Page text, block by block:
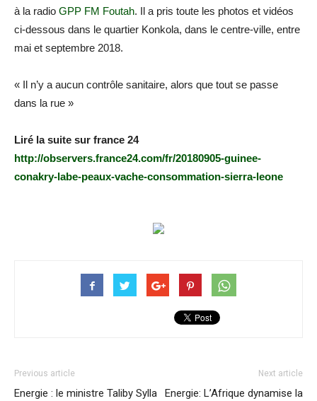
à la radio GPP FM Foutah. Il a pris toute les photos et vidéos
ci-dessous dans le quartier Konkola, dans le centre-ville, entre
mai et septembre 2018.
« Il n’y a aucun contrôle sanitaire, alors que tout se passe
dans la rue »
Liré la suite sur france 24
http://observers.france24.com/fr/20180905-guinee-
conakry-labe-peaux-vache-consommation-sierra-leone
Previous article
Energie : le ministre Taliby Sylla
Next article
Energie: L’Afrique dynamise la